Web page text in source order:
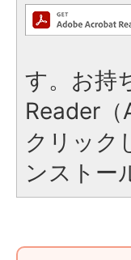
す。お持
Reader
クリック
ンストー